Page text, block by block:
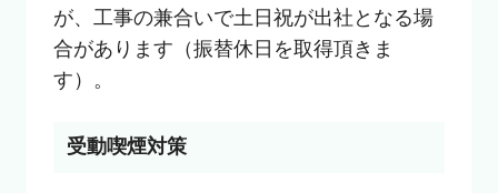
が、工事の兼合いで土日祝が出社となる場
合があります（振替休日を取得頂きま
す）。
受動喫煙対策